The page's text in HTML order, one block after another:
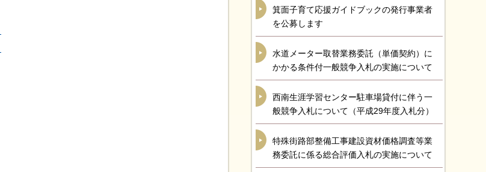
箕面子育て応援ガイドブックの発行事業者
を公募します
水道メーター取替業務委託（単価契約）に
かかる条件付一般競争入札の実施について
西南生涯学習センター駐車場貸付に伴う一
般競争入札について（平成29年度入札分）
特殊街路部整備工事建設資材価格調査等業
務委託に係る総合評価入札の実施について